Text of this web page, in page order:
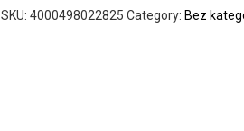
SKU: 4000498022825 Category: Bez